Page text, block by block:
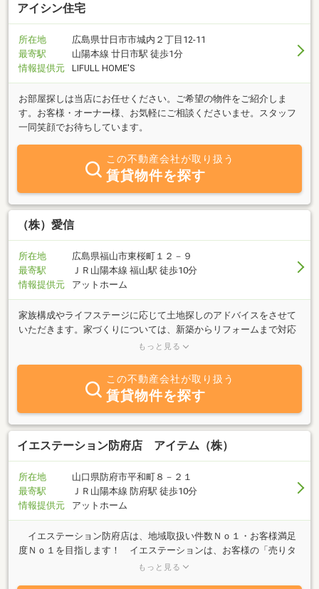
おり、ご所有の不動産を当社にて買取を行っております。どんな小
アイシン住宅
所在地
広島県廿日市市城内２丁目12-11
最寄駅
山陽本線 廿日市駅 徒歩1分
情報提供元
LIFULL HOME'S
お部屋探しは当店にお任せください。ご希望の物件をご紹介しま
す。お客様・オーナー様、お気軽にご相談くださいませ。スタッフ
一同笑顔でお待ちしています。
この不動産会社が取り扱う
賃貸物件を探す
（株）愛信
所在地
広島県福山市東桜町１２－９
最寄駅
ＪＲ山陽本線 福山駅 徒歩10分
情報提供元
アットホーム
家族構成やライフステージに応じて土地探しのアドバイスをさせて
いただきます。家づくりについては、新築からリフォームまで対応
可能です。お客様の数だけプランがあります。私たちはお客様に寄
もっと見る
この不動産会社が取り扱う
賃貸物件を探す
イエステーション防府店 アイテム（株）
所在地
山口県防府市平和町８－２１
最寄駅
ＪＲ山陽本線 防府駅 徒歩10分
情報提供元
アットホーム
イエステーション防府店は、地域取扱い件数Ｎｏ１・お客様満足
度Ｎｏ１を目指します！ イエステーションは、お客様の「売りタ
イ」「買いタイ」「かなえタイ」をモットーに日々活動していま
もっと見る